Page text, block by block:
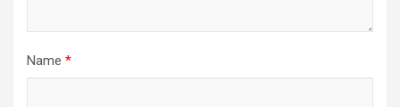
Name *